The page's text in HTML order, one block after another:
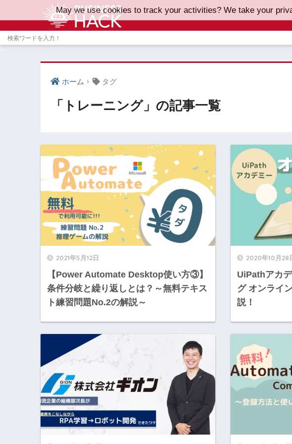
ホーム タグ
「トレーニング」の記事一覧
2021年5月12日
【Power Automate Desktop使い方③】
条件分岐と繰り返しとは？～無料テキス
ト練習問題No.2の解説～
2020年10月28
UiPathアカ
グ オンライ
説！
May we use cookies to track your activities? We take your